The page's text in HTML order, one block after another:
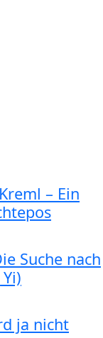
– Ein
Suche nach
ja nicht